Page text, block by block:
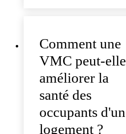
Comment une
VMC peut-elle
améliorer la
santé des
occupants d'un
logement ?